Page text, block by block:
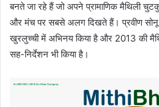
बनते जा रहे हैं जो अपने प्रामाणिक मैथिली
और मंच पर सबसे अलग दिखते हैं। प्रवीण
खुरलुच्ची में अभिनय किया है और 2013 की
सह-निर्देशन भी किया है।